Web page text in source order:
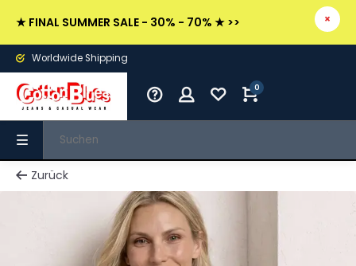
★ FINAL SUMMER SALE - 30% - 70% ★ >>
Worldwide Shipping
0
Zurück